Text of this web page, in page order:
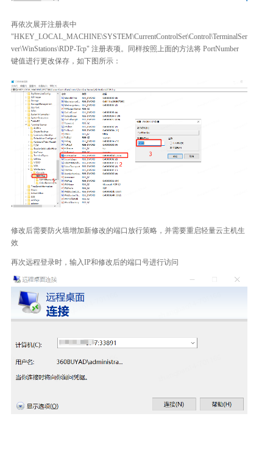
再依次展开注册表中
"HKEY_LOCAL_MACHINE\SYSTEM\CurrentControlSet\Control\TerminalSer
ver\WinStations\RDP-Tcp" 注册表项。同样按照上面的方法将 PortNumber
键值进行更改保存，如下图所示：
修改后需要防火墙增加新修改的端口放行策略，并需要重启轻量云主机生
效
再次远程登录时，输入IP和修改后的端口号进行访问